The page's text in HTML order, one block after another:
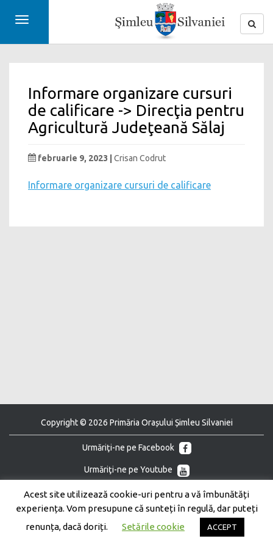
Toggle
Informare organizare cursuri
de calificare -> Direcţia pentru
Agricultură Judeţeană Sălaj
februarie 9, 2023 | Crisan Codrut
Informare organizare cursuri de calificare
Copyright © 2026 Primăria Orașului Șimleu Silvaniei
Urmăriţi-ne pe Facebook
Urmăriţi-ne pe Youtube
Acest site utilizează cookie-uri pentru a vă îmbunătăți
experiența. Vom presupune că sunteți în regulă, dar puteți
renunța, dacă doriți.
Setările cookie ACCEPT